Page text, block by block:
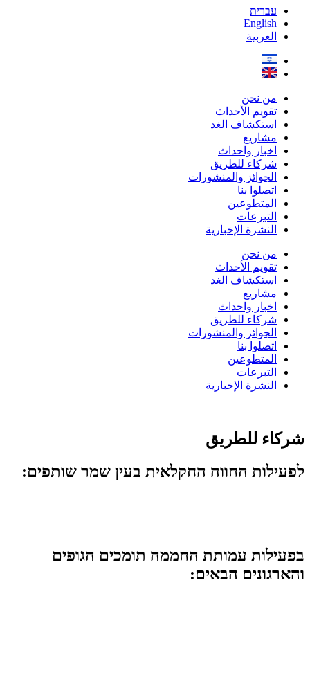
עברית
English
العربية
من نحن
تقويم الأحداث
استكشاف الغد
مشاريع
اخبار واحداث
شركاء للطريق
الجوائز والمنشورات
اتصلوا بنا
المتطوعين
التبرعات
النشرة الإخبارية
من نحن
تقويم الأحداث
استكشاف الغد
مشاريع
اخبار واحداث
شركاء للطريق
الجوائز والمنشورات
اتصلوا بنا
المتطوعين
التبرعات
النشرة الإخبارية
شركاء للطريق
לפעילות החווה החקלאית בעין שמר שותפים:
בפעילות עמותת החממה תומכים הגופים
והארגונים הבאים: